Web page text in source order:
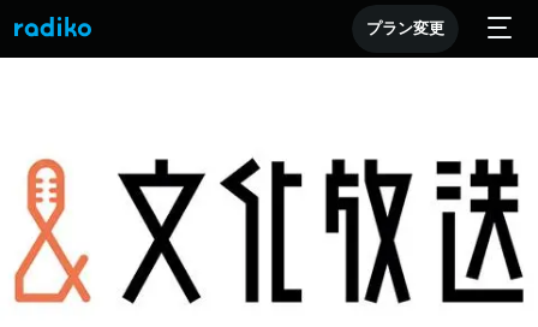
プラン変更